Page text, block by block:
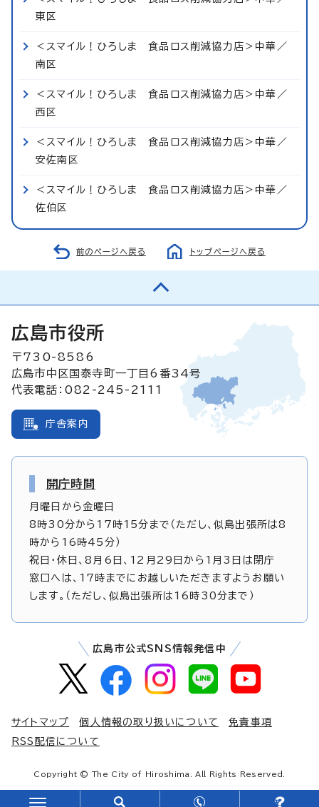
東区
＜スマイル！ひろしま 食品ロス削減協力店＞中華／
南区
＜スマイル！ひろしま 食品ロス削減協力店＞中華／
西区
＜スマイル！ひろしま 食品ロス削減協力店＞中華／
安佐南区
＜スマイル！ひろしま 食品ロス削減協力店＞中華／
佐伯区
前のページへ戻る トップページへ戻る
広島市役所
〒730-8586
広島市中区国泰寺町一丁目6番34号
代表電話：082-245-2111
庁舎案内
開庁時間
月曜日から金曜日
8時30分から17時15分まで（ただし、似島出張所は8
時から16時45分）
祝日・休日、8月6日、12月29日から1月3日は閉庁
窓口へは、17時までにお越しいただきますようお願い
します。（ただし、似島出張所は16時30分まで）
広島市公式SNS情報発信中
サイトマップ 個人情報の取り扱いについて
免責事項
RSS配信について
Copyright © The City of Hiroshima. All Rights Reserved.